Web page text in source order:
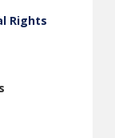
Rights